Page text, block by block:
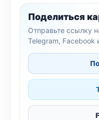
Поделиться
Отправьте ссылку
Telegram, Facebook